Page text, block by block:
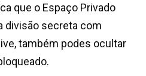
que o Espaço Privado
divisão secreta com
também podes ocultar